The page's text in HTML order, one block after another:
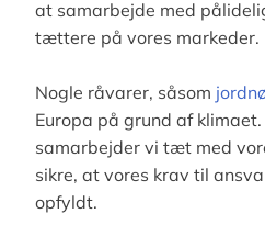
at samarbejde med
tættere på vores markeder.
Nogle råvarer, såsom
Europa på grund af
samarbejder vi tæt med
sikre, at vores krav til
opfyldt.